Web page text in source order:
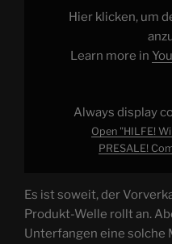
PRESALE!
CommunityHier klicken, um
Learn more in
Always display
Open "HILFE!
PRESALE!
Es ist soweit, der
Produkt-Welle rollt an.
Unterfangen eine solche